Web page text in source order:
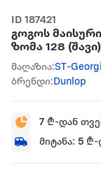
ID 187421
გოგოს მაისური
ზომა 128 (შავი)
მაღაზია:ST-
ბრენდი:Dunlop
7 ₾-დან
მიტანა: 5 ₾-